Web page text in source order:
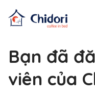
Bạn đã
viên của